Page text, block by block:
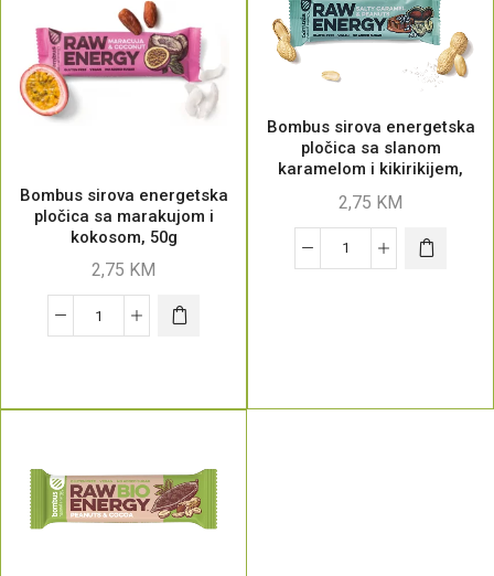
Bombus sirova energetska
pločica sa marakujom i
kokosom, 50g
2,75 KM
Bombus sirova energetska
pločica sa slanom
karamelom i kikirikijem,
2,75 KM